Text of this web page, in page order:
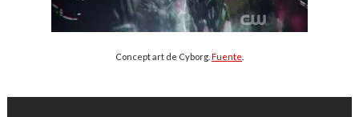
Concept art de Cyborg. Fuente